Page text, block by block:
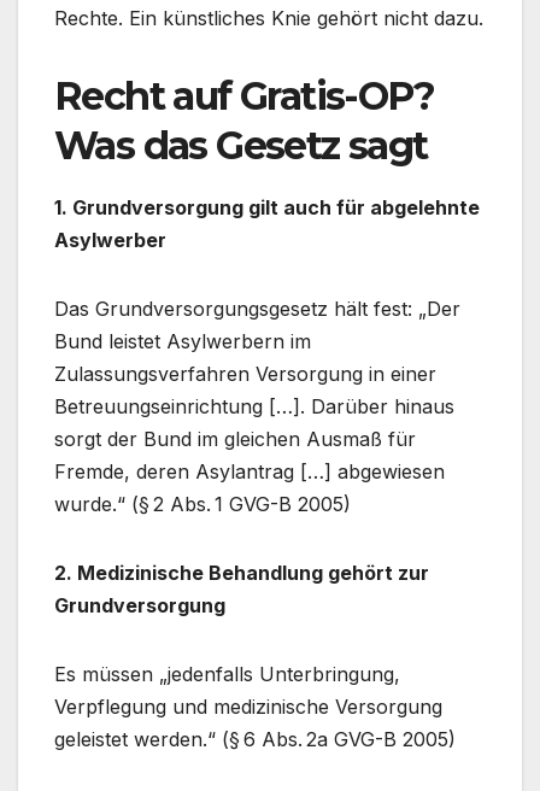
Rechte. Ein künstliches Knie gehört nicht dazu.
Recht auf Gratis-OP?
Was das Gesetz sagt
1. Grundversorgung gilt auch für abgelehnte
Asylwerber
Das Grundversorgungsgesetz hält fest: „Der
Bund leistet Asylwerbern im
Zulassungsverfahren Versorgung in einer
Betreuungseinrichtung […]. Darüber hinaus
sorgt der Bund im gleichen Ausmaß für
Fremde, deren Asylantrag […] abgewiesen
wurde.“ (§ 2 Abs. 1 GVG-B 2005)
2. Medizinische Behandlung gehört zur
Grundversorgung
Es müssen „jedenfalls Unterbringung,
Verpflegung und medizinische Versorgung
geleistet werden.“ (§ 6 Abs. 2a GVG-B 2005)